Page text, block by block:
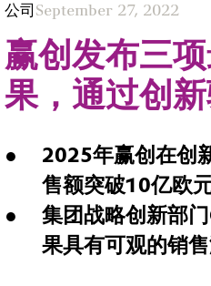
公司 September 27, 2022
赢创发布三
果，通过创
2025年赢创在创
售额突破10亿欧
集团战略创新部
果具有可观的销